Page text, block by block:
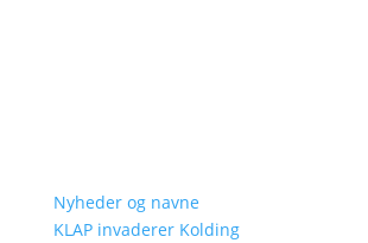
Nyheder og navne
KLAP invaderer Kolding